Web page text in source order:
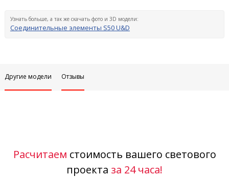
Узнать больше, а так же скачать фото и 3D модели:
Соединительные элементы S50 U&D
Другие модели Отзывы
Расчитаем стоимость вашего светового
проекта за 24 часа!